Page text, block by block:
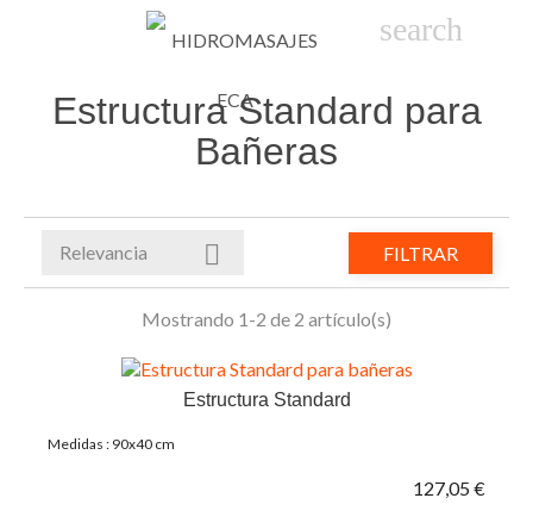
search
Estructura Standard para
Bañeras
Relevancia  FILTRAR
Mostrando 1-2 de 2 artículo(s)
Estructura Standard
Medidas : 90x40 cm
127,05 €